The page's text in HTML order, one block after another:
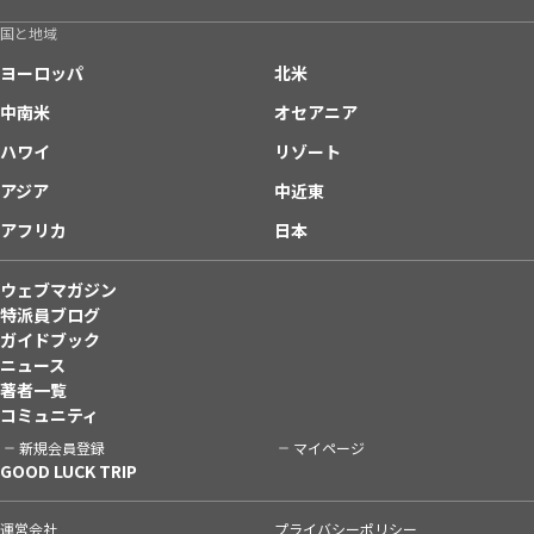
国と地域
ヨーロッパ
北米
中南米
オセアニア
ハワイ
リゾート
アジア
中近東
アフリカ
日本
ウェブマガジン
特派員ブログ
ガイドブック
ニュース
著者一覧
コミュニティ
新規会員登録 マイページ
GOOD LUCK TRIP
運営会社 プライバシーポリシー